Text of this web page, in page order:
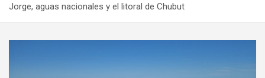
Jorge, aguas nacionales y el litoral de Chubut